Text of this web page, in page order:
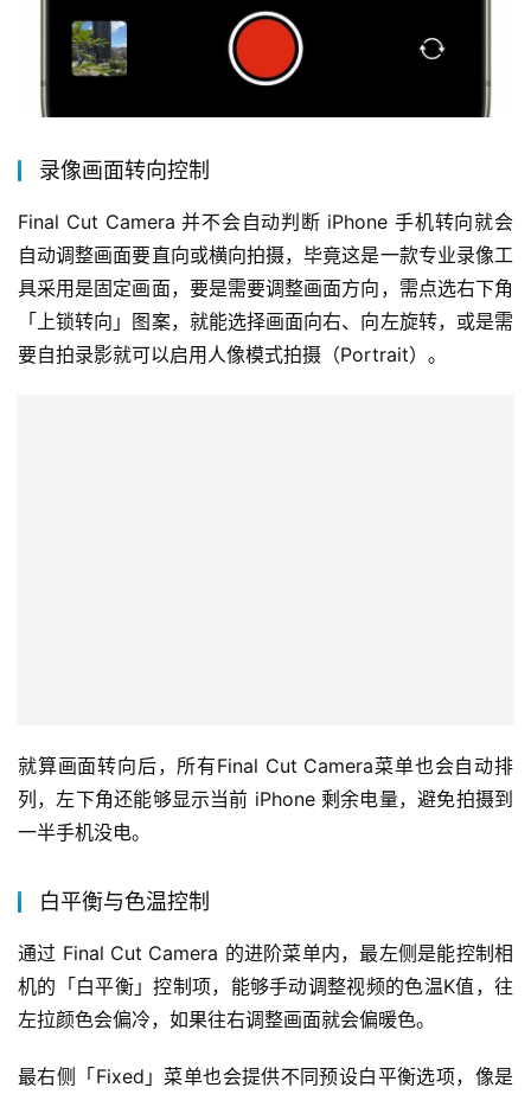
录像画面转向控制
Final Cut Camera 并不会自动判断 iPhone 手机转向就会
自动调整画面要直向或横向拍摄，毕竟这是一款专业录像工
具采用是固定画面，要是需要调整画面方向，需点选右下角
「上锁转向」图案，就能选择画面向右、向左旋转，或是需
要自拍录影就可以启用人像模式拍摄（Portrait）。
就算画面转向后，所有Final Cut Camera菜单也会自动排
列，左下角还能够显示当前 iPhone 剩余电量，避免拍摄到
一半手机没电。
白平衡与色温控制
通过 Final Cut Camera 的进阶菜单内，最左侧是能控制相
机的「白平衡」控制项，能够手动调整视频的色温K值，往
左拉颜色会偏冷，如果往右调整画面就会偏暖色。
最右侧「Fixed」菜单也会提供不同预设白平衡选项，像是